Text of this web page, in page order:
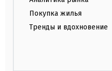
Покупка жилья
Тренды и вдохновение